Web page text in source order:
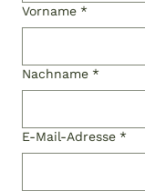
Vorname *
Nachname *
E-Mail-Adresse *